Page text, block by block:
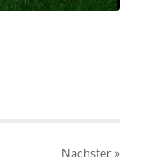
Nächster »